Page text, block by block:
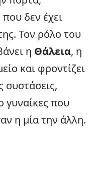
δεν έχει
Τον ρόλο του
η Θάλεια, η
και φροντίζει
συστάσεις,
γυναίκες που
η μία την άλλη.